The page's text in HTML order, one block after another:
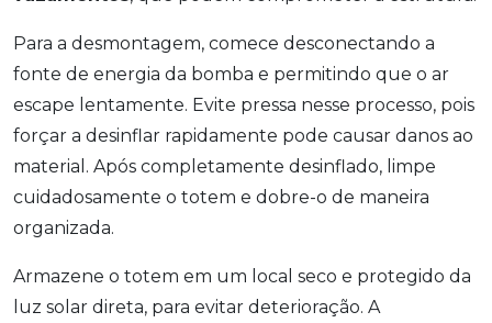
Para a desmontagem, comece desconectando a
fonte de energia da bomba e permitindo que o ar
escape lentamente. Evite pressa nesse processo, pois
forçar a desinflar rapidamente pode causar danos ao
material. Após completamente desinflado, limpe
cuidadosamente o totem e dobre-o de maneira
organizada.
Armazene o totem em um local seco e protegido da
luz solar direta, para evitar deterioração. A